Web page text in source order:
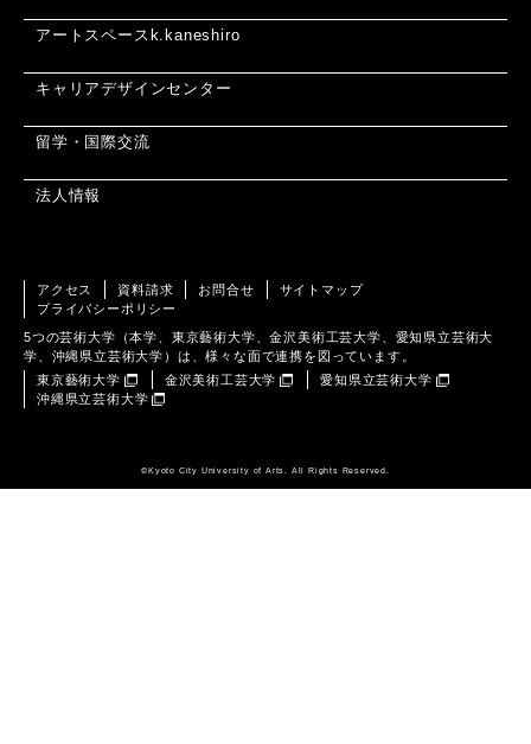
アートスペースk.kaneshiro
キャリアデザインセンター
留学・国際交流
法人情報
アクセス 資料請求 お問合せ
サイトマップ
プライバシーポリシー
5つの芸術大学（本学、東京藝術大学、金沢美術工芸大学、愛知県立芸術大
学、沖縄県立芸術大学）は、様々な面で連携を図っています。
東京藝術大学
金沢美術工芸大学
愛知県立芸術大学
沖縄県立芸術大学
©️Kyoto City University of Arts. All Rights Reserved.